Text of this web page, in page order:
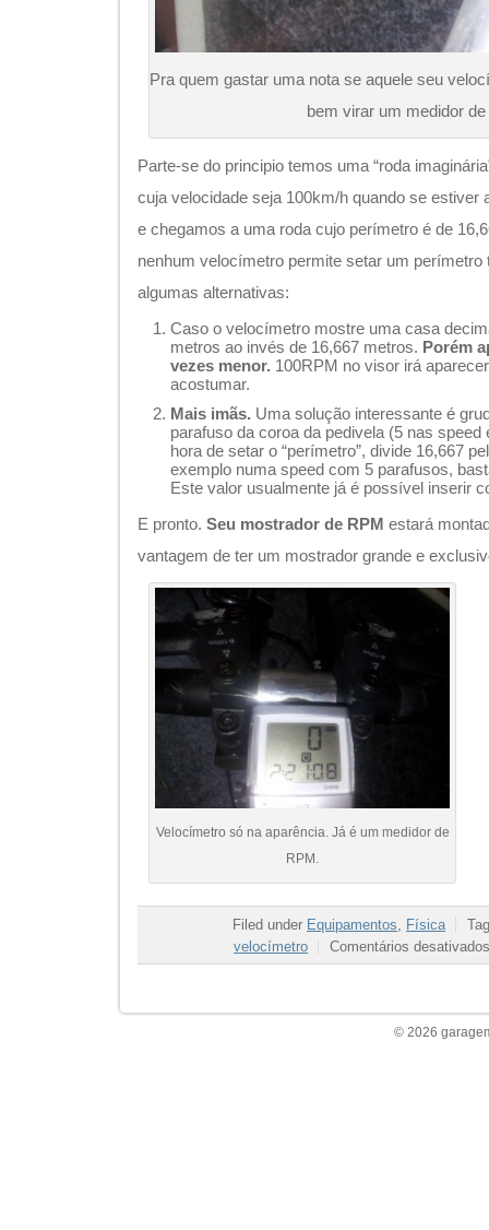
Pra quem gastar uma nota se aquele seu
bem virar um medidor
Parte-se do principio temos uma “roda
cuja velocidade seja 100km/h quando se estiver
e chegamos a uma roda cujo perímetro é de
nenhum velocímetro permite setar um perímetro
algumas alternativas:
Caso o velocímetro mostre uma casa
metros ao invés de 16,667 metros. Porém
vezes menor. 100RPM no visor irá
acostumar.
Mais imãs. Uma solução interessante é
parafuso da coroa da pedivela (5 nas
hora de setar o “perímetro”, divide 16,667
exemplo numa speed com 5 parafusos,
Este valor usualmente já é possível inserir
E pronto. Seu mostrador de RPM estará
vantagem de ter um mostrador grande e
Velocímetro só na aparência. Já é um medidor de
RPM.
Filed under Equipamentos, Física
velocímetro
Comentários desativados
© 2026